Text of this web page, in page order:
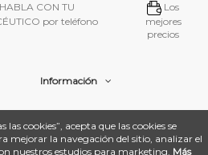
CON TU
por teléfono
Los
mejores
precios
Información
Contacto
cookies”, acepta que las cookies se
mejorar la navegación del sitio, analizar el
nuestros estudios para marketing. Más